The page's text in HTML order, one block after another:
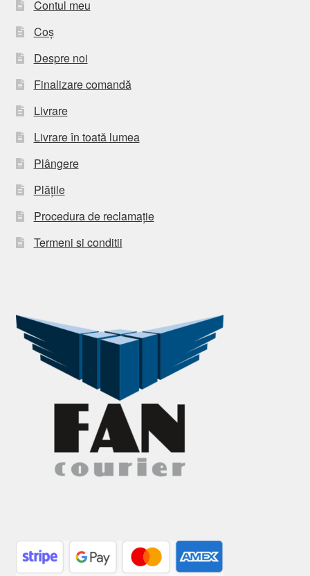
Contul meu
Coș
Despre noi
Finalizare comandă
Livrare
Livrare în toată lumea
Plângere
Plățile
Procedura de reclamație
Termeni si conditii